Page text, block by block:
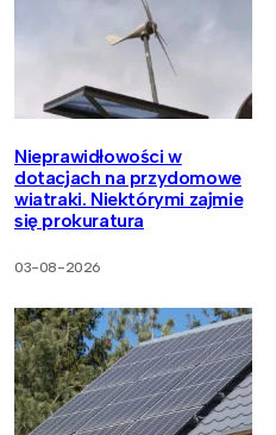
Nieprawidłowości w
dotacjach na przydomowe
wiatraki. Niektórymi zajmie
się prokuratura
03-08-2026